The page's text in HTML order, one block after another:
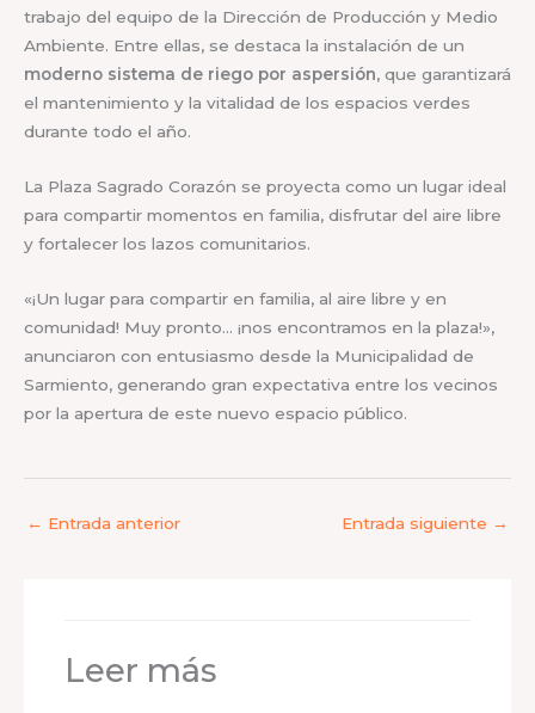
trabajo del equipo de la Dirección de Producción y Medio
Ambiente. Entre ellas, se destaca la instalación de un
moderno sistema de riego por aspersión, que garantizará
el mantenimiento y la vitalidad de los espacios verdes
durante todo el año.
La Plaza Sagrado Corazón se proyecta como un lugar ideal
para compartir momentos en familia, disfrutar del aire libre
y fortalecer los lazos comunitarios.
«¡Un lugar para compartir en familia, al aire libre y en
comunidad! Muy pronto… ¡nos encontramos en la plaza!»,
anunciaron con entusiasmo desde la Municipalidad de
Sarmiento, generando gran expectativa entre los vecinos
por la apertura de este nuevo espacio público.
← Entrada anterior Entrada siguiente →
Leer más